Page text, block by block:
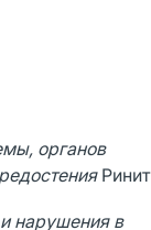
со
органов
Ринит
нарушения в